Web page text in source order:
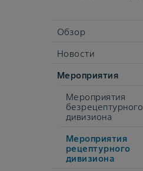
Обзор
Новости
Мероприятия
Мероприятия
безрецептурного
дивизиона
Мероприятия
рецептурного
дивизиона